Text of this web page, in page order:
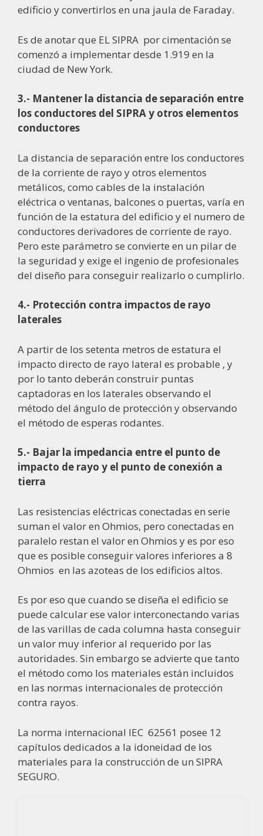
edificio y convertirlos en una jaula de Faraday.
Es de anotar que EL SIPRA por cimentación se
comenzó a implementar desde 1.919 en la
ciudad de New York.
3.- Mantener la distancia de separación entre
los conductores del SIPRA y otros elementos
conductores
La distancia de separación entre los conductores
de la corriente de rayo y otros elementos
metálicos, como cables de la instalación
eléctrica o ventanas, balcones o puertas, varía en
función de la estatura del edificio y el numero de
conductores derivadores de corriente de rayo.
Pero este parámetro se convierte en un pilar de
la seguridad y exige el ingenio de profesionales
del diseño para conseguir realizarlo o cumplirlo.
4.- Protección contra impactos de rayo
laterales
A partir de los setenta metros de estatura el
impacto directo de rayo lateral es probable , y
por lo tanto deberán construir puntas
captadoras en los laterales observando el
método del ángulo de protección y observando
el método de esperas rodantes.
5.- Bajar la impedancia entre el punto de
impacto de rayo y el punto de conexión a
tierra
Las resistencias eléctricas conectadas en serie
suman el valor en Ohmios, pero conectadas en
paralelo restan el valor en Ohmios y es por eso
que es posible conseguir valores inferiores a 8
Ohmios en las azoteas de los edificios altos.
Es por eso que cuando se diseña el edificio se
puede calcular ese valor interconectando varias
de las varillas de cada columna hasta conseguir
un valor muy inferior al requerido por las
autoridades. Sin embargo se advierte que tanto
el método como los materiales están incluidos
en las normas internacionales de protección
contra rayos.
La norma internacional IEC 62561 posee 12
capítulos dedicados a la idoneidad de los
materiales para la construcción de un SIPRA
SEGURO.